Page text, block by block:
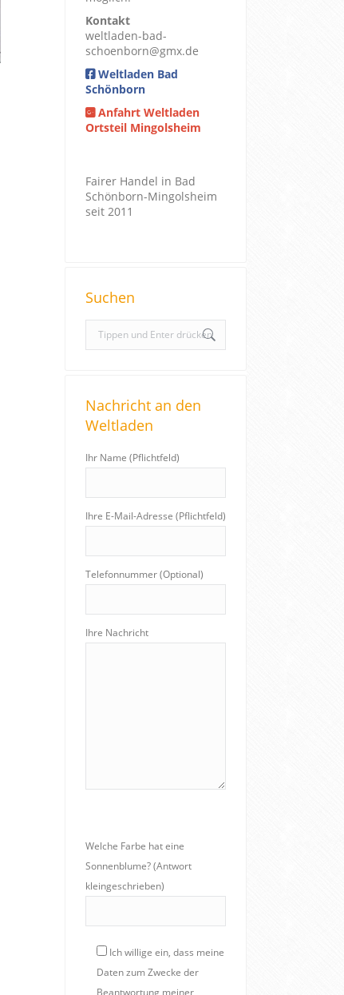
Kontakt
weltladen-bad-
schoenborn@gmx.de
Weltladen Bad
Schönborn
Anfahrt Weltladen
Ortsteil Mingolsheim
Fairer Handel in Bad
Schönborn-Mingolsheim
seit 2011
Suchen
e
c
h
Nachricht an den
Weltladen
Ihr Name (Pflichtfeld)
Ihre E-Mail-Adresse (Pflichtfeld)
Telefonnummer (Optional)
Ihre Nachricht
Welche Farbe hat eine
Sonnenblume? (Antwort
kleingeschrieben)
Ich willige ein, dass meine
Daten zum Zwecke der
Beantwortung meiner